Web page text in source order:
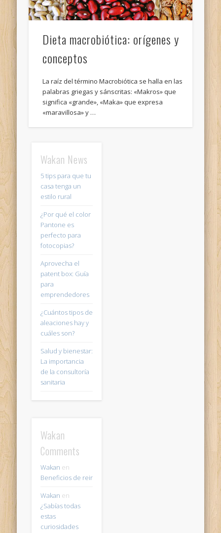
Dieta macrobiótica: orígenes y
conceptos
La raíz del término Macrobiótica se halla en las
palabras griegas y sánscritas: «Makros» que
significa «grande», «Maka» que expresa
«maravillosa» y …
Wakan News
5 tips para que tu
casa tenga un
estilo rural
¿Por qué el color
Pantone es
perfecto para
fotocopias?
Aprovecha el
patent box: Guía
para
emprendedores
¿Cuántos tipos de
aleaciones hay y
cuáles son?
Salud y bienestar:
La importancia
de la consultoría
sanitaria
Wakan
Comments
Wakan en
Beneficios de reir
Wakan en
¿Sabías todas
estas
curiosidades